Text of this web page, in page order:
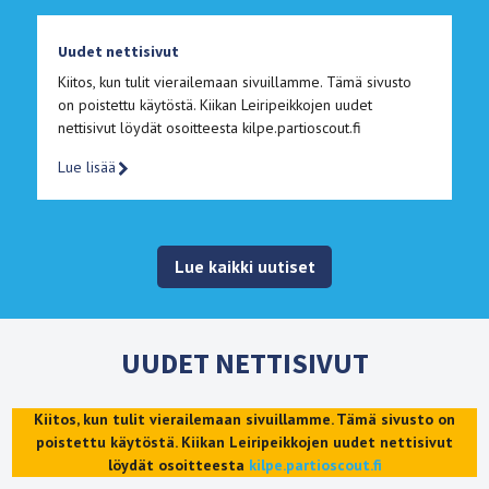
Uudet nettisivut
Kiitos, kun tulit vierailemaan sivuillamme. Tämä sivusto
on poistettu käytöstä. Kiikan Leiripeikkojen uudet
nettisivut löydät osoitteesta kilpe.partioscout.fi
Lue lisää
Lue kaikki uutiset
UUDET NETTISIVUT
Kiitos, kun tulit vierailemaan sivuillamme. Tämä sivusto on
poistettu käytöstä. Kiikan Leiripeikkojen uudet nettisivut
löydät osoitteesta kilpe.partioscout.fi